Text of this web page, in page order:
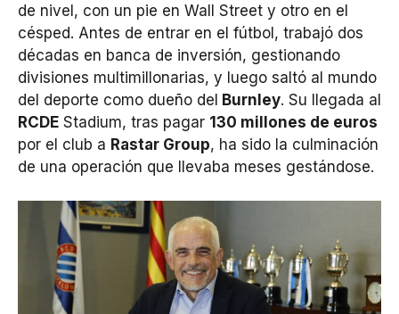
de nivel, con un pie en Wall Street y otro en el
césped. Antes de entrar en el fútbol, trabajó dos
décadas en banca de inversión, gestionando
divisiones multimillonarias, y luego saltó al mundo
del deporte como dueño del Burnley. Su llegada al
RCDE Stadium, tras pagar 130 millones de euros
por el club a Rastar Group, ha sido la culminación
de una operación que llevaba meses gestándose.